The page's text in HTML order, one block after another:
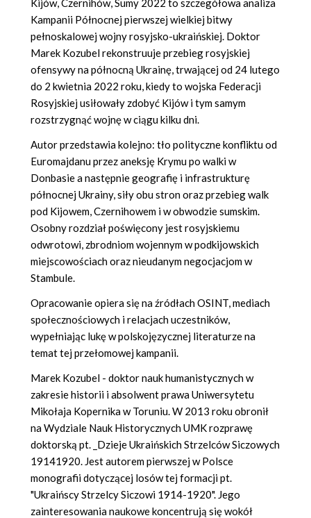
Kijów, Czernihów, Sumy 2022 to szczegółowa analiza
Kampanii Północnej pierwszej wielkiej bitwy
pełnoskalowej wojny rosyjsko-ukraińskiej. Doktor
Marek Kozubel rekonstruuje przebieg rosyjskiej
ofensywy na północną Ukrainę, trwającej od 24 lutego
do 2 kwietnia 2022 roku, kiedy to wojska Federacji
Rosyjskiej usiłowały zdobyć Kijów i tym samym
rozstrzygnąć wojnę w ciągu kilku dni.
Autor przedstawia kolejno: tło polityczne konfliktu od
Euromajdanu przez aneksję Krymu po walki w
Donbasie a następnie geografię i infrastrukturę
północnej Ukrainy, siły obu stron oraz przebieg walk
pod Kijowem, Czernihowem i w obwodzie sumskim.
Osobny rozdział poświęcony jest rosyjskiemu
odwrotowi, zbrodniom wojennym w podkijowskich
miejscowościach oraz nieudanym negocjacjom w
Stambule.
Opracowanie opiera się na źródłach OSINT, mediach
społecznościowych i relacjach uczestników,
wypełniając lukę w polskojęzycznej literaturze na
temat tej przełomowej kampanii.
Marek Kozubel - doktor nauk humanistycznych w
zakresie historii i absolwent prawa Uniwersytetu
Mikołaja Kopernika w Toruniu. W 2013 roku obronił
na Wydziale Nauk Historycznych UMK rozprawę
doktorską pt. _Dzieje Ukraińskich Strzelców Siczowych
19141920. Jest autorem pierwszej w Polsce
monografii dotyczącej losów tej formacji pt.
"Ukraińscy Strzelcy Siczowi 1914-1920". Jego
zainteresowania naukowe koncentrują się wokół